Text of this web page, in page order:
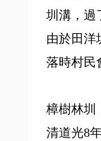
圳溝，過
由於田洋
落時村民
樟樹林圳
清道光8